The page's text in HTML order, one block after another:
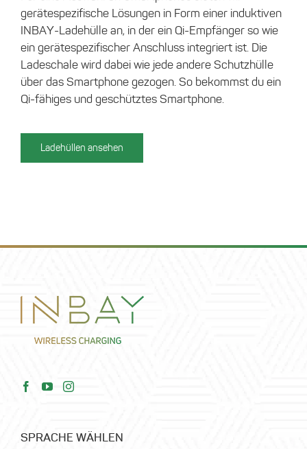
gerätespezifische Lösungen in Form einer induktiven
INBAY-Ladehülle an, in der ein Qi-Empfänger so wie
ein gerätespezifischer Anschluss integriert ist. Die
Ladeschale wird dabei wie jede andere Schutzhülle
über das Smartphone gezogen. So bekommst du ein
Qi-fähiges und geschütztes Smartphone.
Ladehüllen ansehen
SPRACHE WÄHLEN